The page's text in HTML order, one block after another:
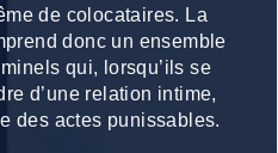
de colocataires. La
donc un ensemble
qui, lorsqu’ils se
d’une relation intime,
des actes punissables.